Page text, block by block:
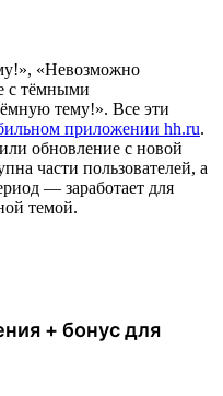
«Невозможно
с тёмными
тему!». Все эти
приложении hh.ru.
обновление с новой
части пользователей, а
— заработает для
темой.
+ бонус для